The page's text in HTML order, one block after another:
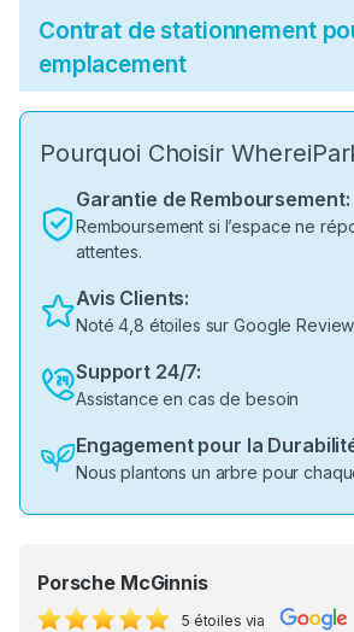
Contrat de stationnement
emplacement
Pourquoi Choisir
Garantie de Remboursement:
Remboursement si l’espace ne
attentes.
Avis Clients:
Noté 4,8 étoiles sur Google
Support 24/7:
Assistance en cas de besoin
Engagement pour la
Nous plantons un arbre pour
Porsche McGinnis
5 étoiles via